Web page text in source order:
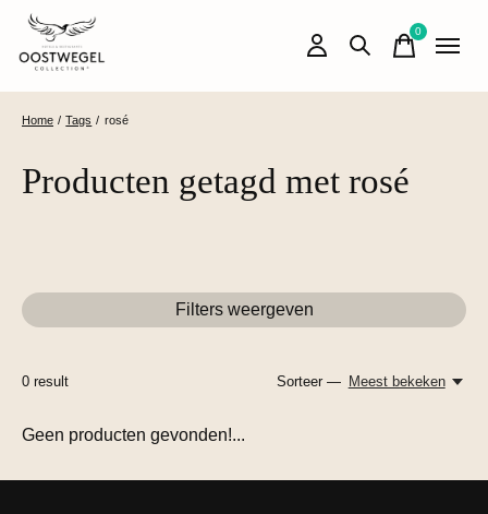
0items
Home / Tags / rosé
Producten getagd met rosé
Filters weergeven
0 result Sorteer — Meest bekeken
Geen producten gevonden!...